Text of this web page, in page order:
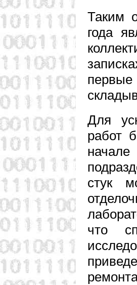
Таким
года
Для
работ
стук
что